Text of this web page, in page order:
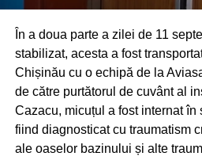
În a doua parte a zilei de 11
stabilizat, acesta a fost
Chișinău cu o echipă de la
de către purtătorul de cuvânt al
Cazacu, micuțul a fost internat în
fiind diagnosticat cu traumatism
ale oaselor bazinului și alte